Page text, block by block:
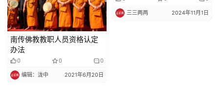
南传佛教教职人员资格认定
办法
0 0 0
编辑：泷中 2021年6月20日
年1月1日起施行
三三两两 2024年11月1日